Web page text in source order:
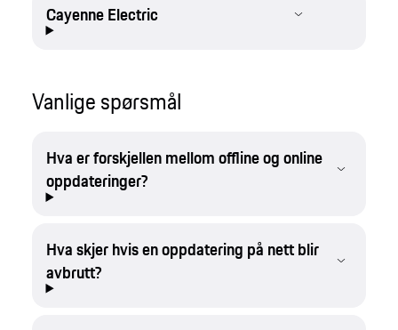
Cayenne Electric
Vanlige spørsmål
Hva er forskjellen mellom offline og online
oppdateringer?
Hva skjer hvis en oppdatering på nett blir
avbrutt?